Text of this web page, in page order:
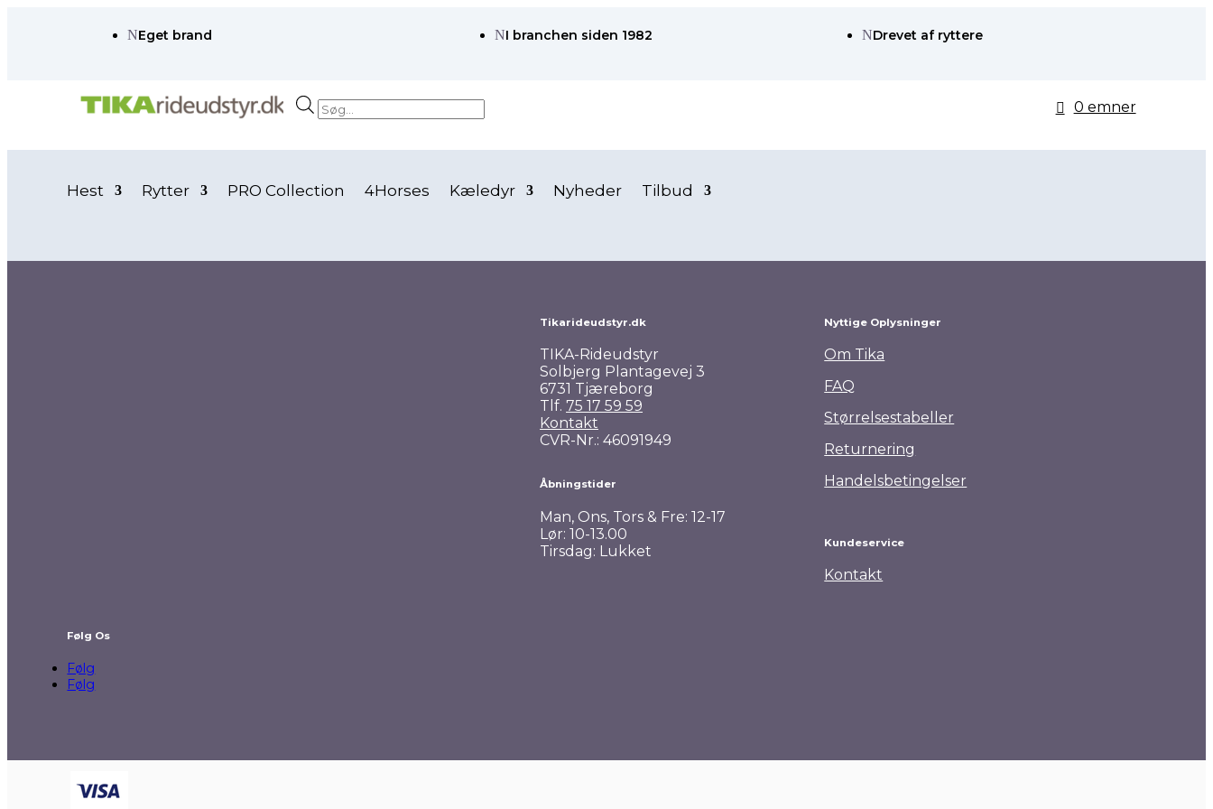
NEget brand NI branchen siden 1982 NDrevet af ryttere
Products
search
0 emner
Hest Rytter PRO Collection 4Horses Kæledyr Nyheder Tilbud
Tikarideudstyr.dk
TIKA-Rideudstyr
Solbjerg Plantagevej 3
6731 Tjæreborg
Tlf.75 17 59 59
Kontakt
CVR-Nr.: 46091949
Åbningstider
Man, Ons, Tors & Fre: 12-17
Lør: 10-13.00
Tirsdag: Lukket
Nyttige Oplysninger
Om Tika
FAQ
Størrelsestabeller
Returnering
Handelsbetingelser
Kundeservice
Kontakt
Følg Os
Følg
Følg